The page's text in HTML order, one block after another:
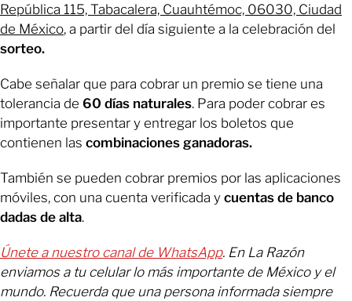
República 115, Tabacalera, Cuauhtémoc, 06030, Ciudad
de México, a partir del día siguiente a la celebración del
sorteo.
Cabe señalar que para cobrar un premio se tiene una
tolerancia de 60 días naturales. Para poder cobrar es
importante presentar y entregar los boletos que
contienen las combinaciones ganadoras.
También se pueden cobrar premios por las aplicaciones
móviles, con una cuenta verificada y cuentas de banco
dadas de alta.
Únete a nuestro canal de WhatsApp. En La Razón
enviamos a tu celular lo más importante de México y el
mundo. Recuerda que una persona informada siempre